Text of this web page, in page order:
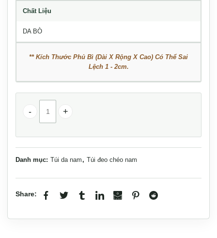
Chất Liệu
DA BÒ
** Kích Thước Phủ Bì (Dài X Rộng X Cao) Có Thể Sai
Lệch 1 - 2cm.
Túi đeo chéo nam Lano có đai thắt lưng KT87 số lượng
Danh mục: Túi da nam , Túi đeo chéo nam
Share: